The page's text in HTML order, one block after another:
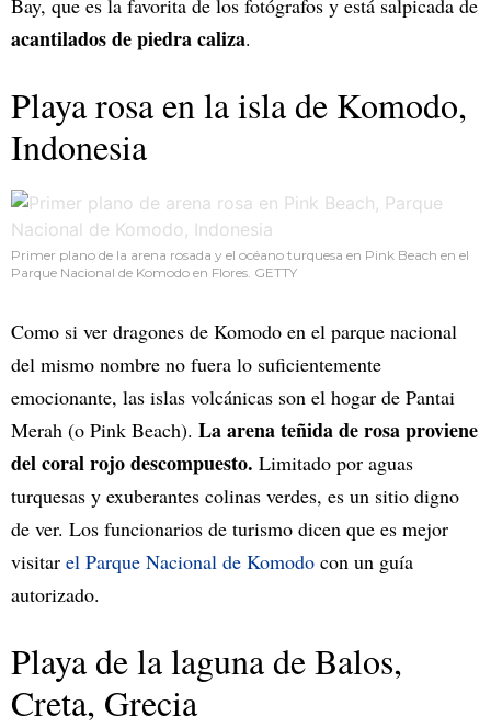
Bay, que es la favorita de los fotógrafos y está salpicada de
acantilados de piedra caliza.
Playa rosa en la isla de Komodo,
Indonesia
Primer plano de la arena rosada y el océano turquesa en Pink Beach en el
Parque Nacional de Komodo en Flores. GETTY
Como si ver dragones de Komodo en el parque nacional
del mismo nombre no fuera lo suficientemente
emocionante, las islas volcánicas son el hogar de Pantai
Merah (o Pink Beach). La arena teñida de rosa proviene
del coral rojo descompuesto. Limitado por aguas
turquesas y exuberantes colinas verdes, es un sitio digno
de ver. Los funcionarios de turismo dicen que es mejor
visitar el Parque Nacional de Komodo con un guía
autorizado.
Playa de la laguna de Balos,
Creta, Grecia